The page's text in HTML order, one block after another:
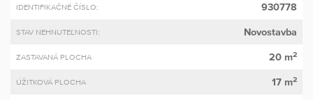
IDENTIFIKAČNÉ ČÍSLO: 930778
STAV NEHNUTEĽNOSTI: Novostavba
ZASTAVANÁ PLOCHA 20 m2
ÚŽITKOVÁ PLOCHA 17 m2